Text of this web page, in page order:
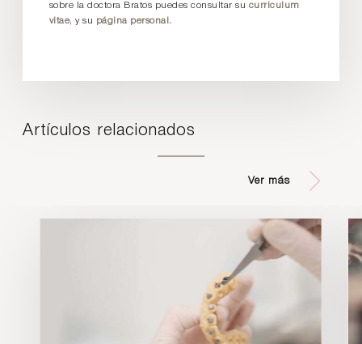
sobre la doctora Bratos puedes consultar su curriculum
vitae, y su página personal.
Artículos relacionados
Ver más